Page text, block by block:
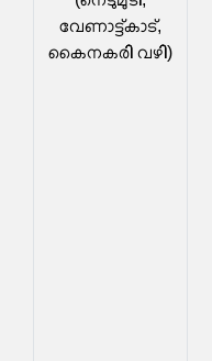
വേണാട്ട്കാട്,
കൈനകരി വഴി)